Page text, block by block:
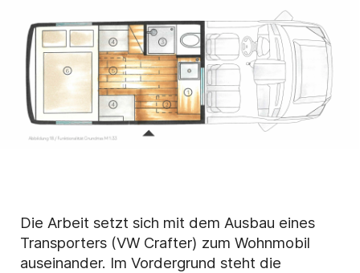
Die Arbeit setzt sich mit dem Ausbau eines
Transporters (VW Crafter) zum Wohnmobil
auseinander. Im Vordergrund steht die